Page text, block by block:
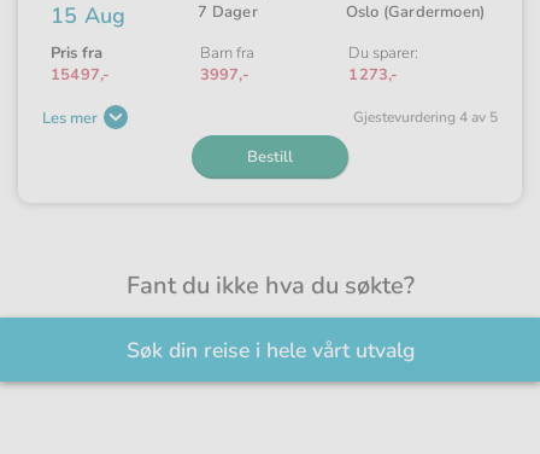
15 Aug
7 Dager
Oslo (Gardermoen)
Pris fra
15497,-
Barn fra
3997,-
Du sparer:
1273,-
Les mer
Gjeste­vurdering 4 av 5
Bestill
Fant du ikke hva du søkte?
Søk din reise i hele vårt utvalg